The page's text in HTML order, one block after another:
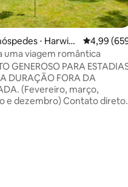
de 5, 375 avaliações
⋅ Harwic
4,99 de
4,99
uma viagem romântica
GENEROSO PARA
DURAÇÃO FORA DA
(Fevereiro, março,
e dezembro) Contato direto.